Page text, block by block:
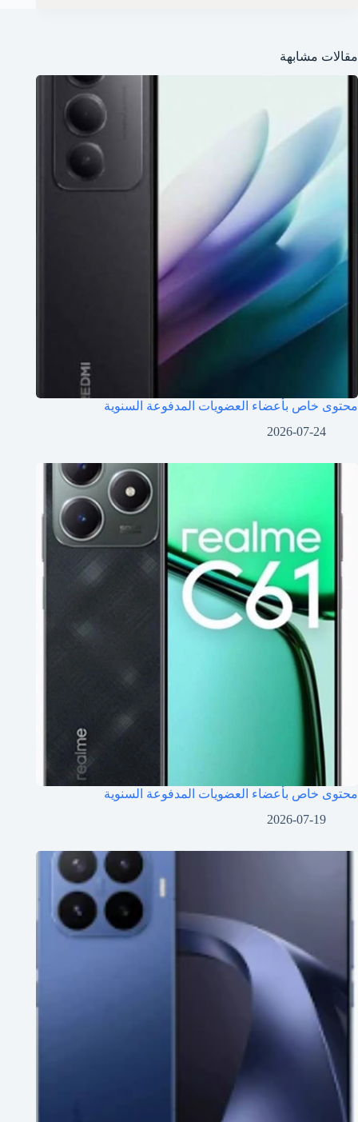
مقالات مشابهة
محتوى خاص بأعضاء العضويات المدفوعة السنوية
2026-07-24
محتوى خاص بأعضاء العضويات المدفوعة السنوية
2026-07-19